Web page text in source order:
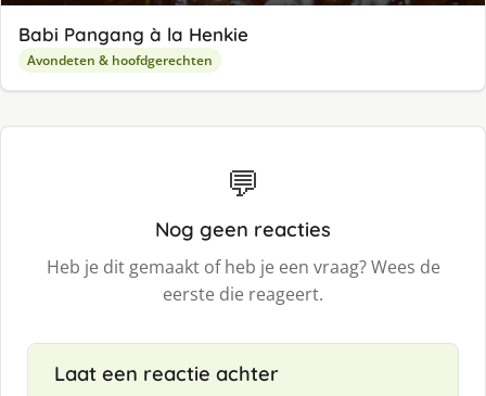
Babi Pangang à la Henkie
Avondeten & hoofdgerechten
💬
Nog geen reacties
Heb je dit gemaakt of heb je een vraag? Wees de
eerste die reageert.
Laat een reactie achter